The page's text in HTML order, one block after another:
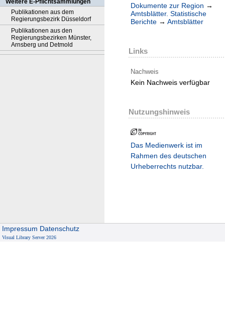
Weitere E-Pflichtsammlungen
Publikationen aus dem
Regierungsbezirk Düsseldorf
Publikationen aus den
Regierungsbezirken Münster,
Arnsberg und Detmold
Dokumente zur Region →
Amtsblätter. Statistische
Berichte → Amtsblätter
Links
Nachweis
Kein Nachweis verfügbar
Nutzungshinweis
Das Medienwerk ist im
Rahmen des deutschen
Urheberrechts nutzbar.
Impressum Datenschutz
Visual Library Server 2026